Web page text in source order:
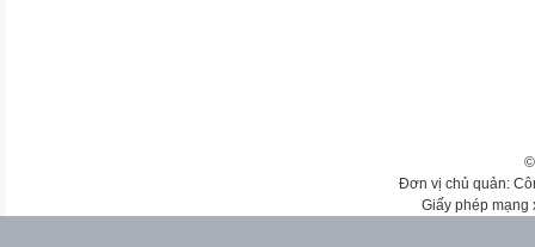
Đơn vị chủ quản:
Giấy phép mạng